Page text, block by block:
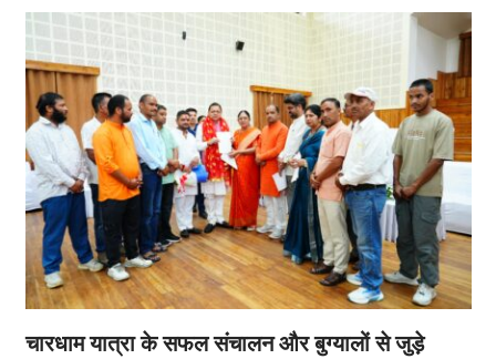
चारधाम यात्रा के सफल संचालन और बुग्यालों से जुड़े